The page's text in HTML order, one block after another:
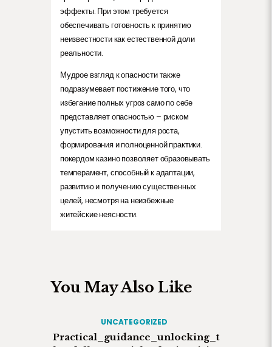
эффекты. При этом требуется
обеспечивать готовность к принятию
неизвестности как естественной доли
реальности.
Мудрое взгляд к опасности также
подразумевает постижение того, что
избегание полных угроз само по себе
представляет опасностью – риском
упустить возможности для роста,
формирования и полноценной практики.
покердом казино позволяет образовывать
темперамент, способный к адаптации,
развитию и получению существенных
целей, несмотря на неизбежные
житейские неясности.
You May Also Like
UNCATEGORIZED
Practical_guidance_unlocking_t